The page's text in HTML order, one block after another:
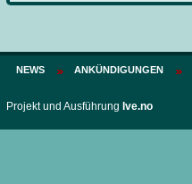
NEWS ANKÜNDIGUNGEN
Projekt und Ausführung Ive.no